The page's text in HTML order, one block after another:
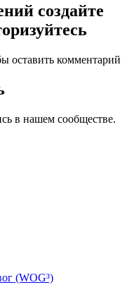
создайте
оставить комментарий
в нашем сообществе.
(WOG³)